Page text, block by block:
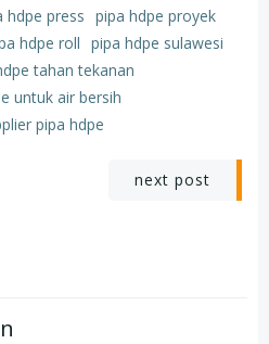
hdpe press pipa hdpe proyek
hdpe roll pipa hdpe sulawesi
tahan tekanan
untuk air bersih
pipa hdpe
next post